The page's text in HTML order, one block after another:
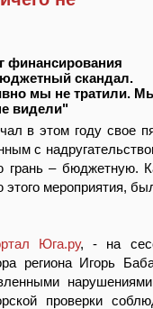
финансирования
скандал.
мы не тратили.
видели"
в этом году свое
с
грань – бюджетную.
мероприятия,
Юга.ру, - на
региона Игорь
проверки